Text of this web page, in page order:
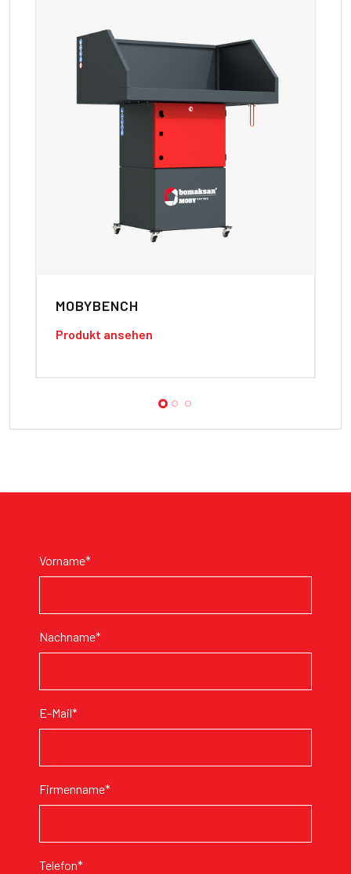
MOBYBENCH
Produkt ansehen
Vorname*
Nachname*
E-Mail*
Firmenname*
Telefon*